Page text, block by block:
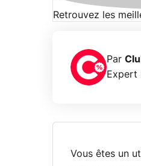
Retrouvez les
Par
Expert
Vous êtes un